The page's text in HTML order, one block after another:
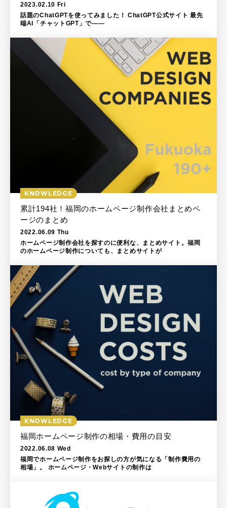
2023.02.10 Fri
話題のChatGPTを使ってみました！ ChatGPT公式サイト 最先
端AI「チャットGPT」で――
KNOWLEDGE
累計194社！福岡のホームページ制作会社まとめペ
ージのまとめ
2022.06.09 Thu
ホームページ制作会社を探すのに便利な、まとめサイト。福岡
のホームページ制作についても、まとめサイトが
KNOWLEDGE
福岡ホームページ制作の相場・費用の目安
2022.06.08 Wed
福岡でホームページ制作をお探しの方が気になる「制作費用の
相場」。 ホームページ・Webサイトの制作は